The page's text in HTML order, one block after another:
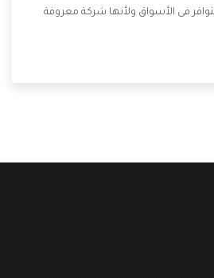
فى الأسواق ولأنها شركة معروفة
التى تسهل على المستهلك